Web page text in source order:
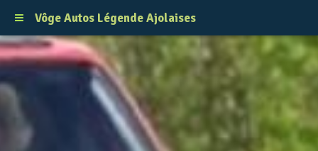
Vôge Autos Légende Ajolaises